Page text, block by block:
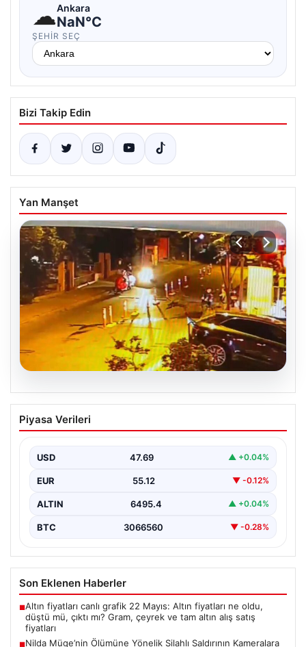
☁Ankara
NaN°C
ŞEHIR SEÇ
Bizi Takip Edin
Yan Manşet
Nilda Müge’nin Ölümüne Yönelik Silahlı
Saldırının Kameralara Yansıyan
İstanbul’un Şişli ilçesinde yaşanan korkutucu olayda,
ilaçları…
Piyasa Verileri
USD 47.69 ▲ +0.04%
EUR 55.12 ▼ -0.12%
ALTIN 6495.4 ▲ +0.04%
BTC 3066560 ▼ -0.28%
Son Eklenen Haberler
■Altın fiyatları canlı grafik 22 Mayıs: Altın fiyatları ne oldu,
düştü mü, çıktı mı? Gram, çeyrek ve tam altın alış satış
fiyatları
■Nilda Müge’nin Ölümüne Yönelik Silahlı Saldırının Kameralara